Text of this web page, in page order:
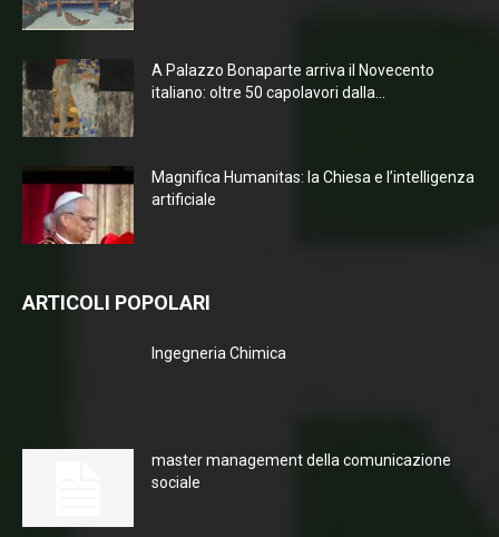
A Palazzo Bonaparte arriva il Novecento
italiano: oltre 50 capolavori dalla...
Magnifica Humanitas: la Chiesa e l’intelligenza
artificiale
ARTICOLI POPOLARI
Ingegneria Chimica
master management della comunicazione
sociale